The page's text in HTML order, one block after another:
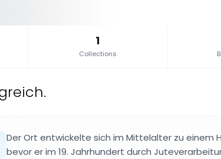
1
Collections
Der Ort entwickelte sich im Mittelalter zu einem
bevor er im 19. Jahrhundert durch